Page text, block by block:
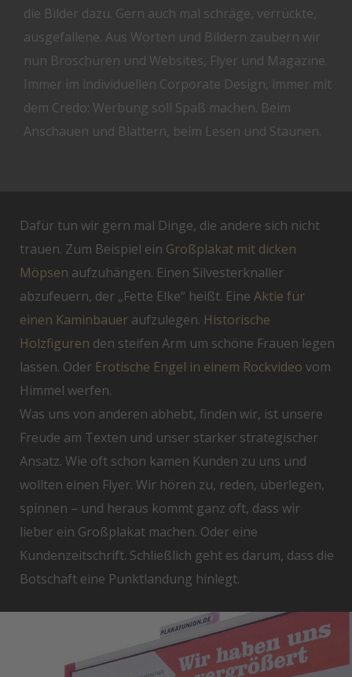
die Bilder dazu. Gern auch mal schräge, verrückte,
ausgefallene. Aus Worten und Bildern zaubern wir
nun Broschüren und Websites, Flyer und Magazine.
Immer im individuellen Corporate Design, immer mit
dem Credo: Werbung soll Spaß machen. Beim
Anschauen und Blättern, beim Lesen und Staunen.
Dafür tun wir gern mal Dinge, die andere sich nicht
trauen. Zum Beispiel ein Großplakat mit dicken
Möpsen aufzuhängen. Einen Silvesterknaller
abzufeuern, der „Fette Elke“ heißt. EineAktie für
einen Kaminbauer aufzulegen. Historische
Holzfiguren den steifen Arm um schöne Frauen legen
lassen. Oder Erotische Engel in einem Rockvideo vom
Himmel werfen.
Was uns von anderen abhebt, finden wir, ist unsere
Freude am Texten und unser starker strategischer
Ansatz. Wie oft schon kamen Kunden zu uns und
wollten einen Flyer. Wir hören zu, reden, überlegen,
spinnen – und heraus kommt ganz oft, dass wir
lieber ein Großplakat machen. Oder eine
Kundenzeitschrift. Schließlich geht es darum, dass die
Botschaft eine Punktlandung hinlegt.